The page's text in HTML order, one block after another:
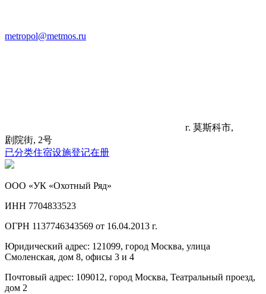
metropol@metmos.ru
г. 莫斯科市,
剧院街, 2号
已分类住宿设施登记在册
ООО «УК «Охотный Ряд»
ИНН 7704833523
ОГРН 1137746343569 от 16.04.2013 г.
Юридический адрес: 121099, город Москва, улица
Смоленская, дом 8, офисы 3 и 4
Почтовый адрес: 109012, город Москва, Театральный проезд,
дом 2